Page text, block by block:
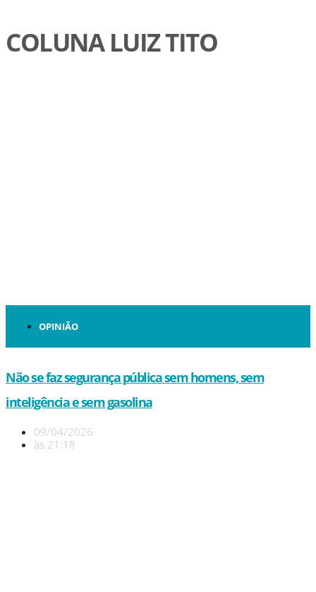
COLUNA LUIZ TITO
OPINIÃO
Não se faz segurança pública sem homens, sem
inteligência e sem gasolina
09/04/2026
às 21:18